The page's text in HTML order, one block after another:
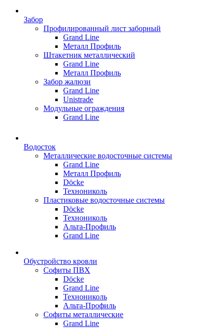
Забор
Профилированный лист заборный
Grand Line
Металл Профиль
Штакетник металлический
Grand Line
Металл Профиль
Забор жалюзи
Grand Line
Unistrade
Модульные ограждения
Grand Line
Водосток
Металлические водосточные системы
Grand Line
Металл Профиль
Döсkе
Технониколь
Пластиковые водосточные системы
Döcke
Технониколь
Альта-Профиль
Grand Line
Обустройство кровли
Софиты ПВХ
Döcke
Grand Line
Технониколь
Альта-Профиль
Софиты металлические
Grand Line